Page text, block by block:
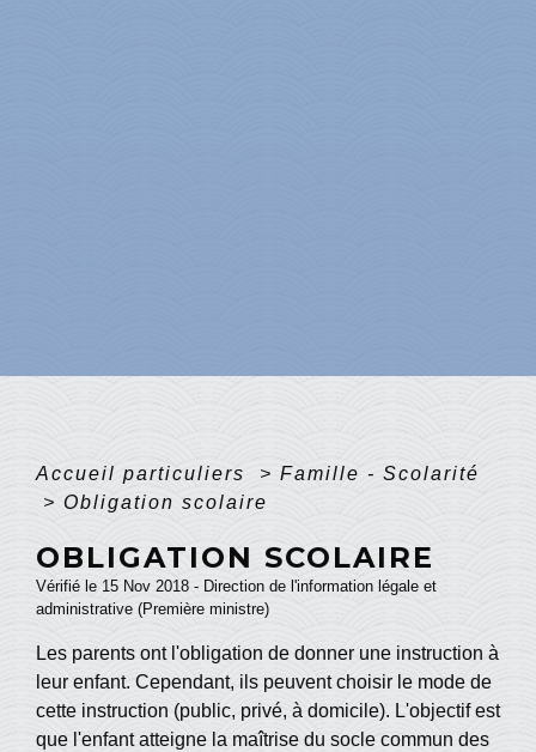
Accueil particuliers > Famille - Scolarité
> Obligation scolaire
OBLIGATION SCOLAIRE
Vérifié le 15 Nov 2018 - Direction de l'information légale et
administrative (Première ministre)
Les parents ont l'obligation de donner une instruction à
leur enfant. Cependant, ils peuvent choisir le mode de
cette instruction (public, privé, à domicile). L'objectif est
que l'enfant atteigne la maîtrise du socle commun des